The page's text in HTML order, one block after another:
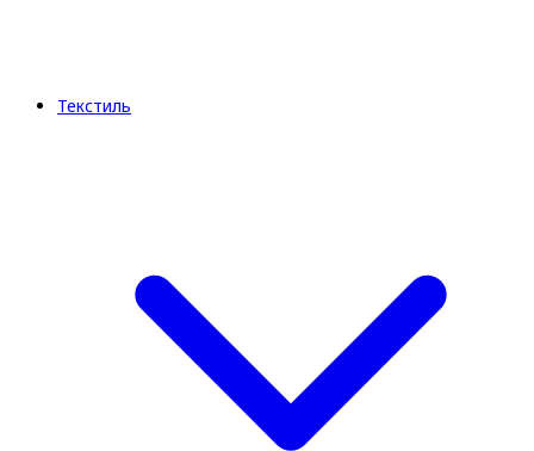
Текстиль